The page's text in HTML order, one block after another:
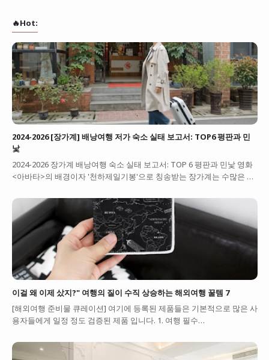
🔥Hot:
2024-2026 [장가계] 배낭여행 저가 숙소 실태 보고서: TOP6 평판과 민
낯
2024-2026 장가계 배낭여행 숙소 실태 보고서: TOP 6 평판과 민낯 영화
<아바타>의 배경이자 '천하제일기봉'으로 칭송받는 장가계는 수많은 …
이걸 왜 이제 샀지?" 여행의 질이 수직 상승하는 해외여행 꿀템 7
[해외여행 준비물 큐레이션] 여기에 등록된 제품들은 기본적으로 많은 사
용자들에게 일정 정도 검증된 제품 입니다. 1. 여행 필수…